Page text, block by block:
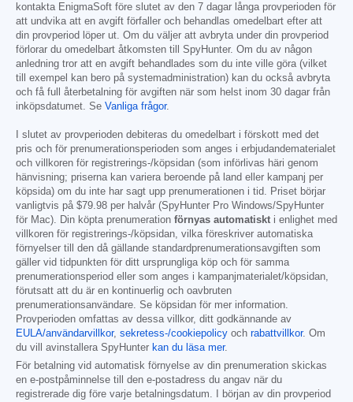
kontakta EnigmaSoft före slutet av den 7 dagar långa provperioden för
att undvika att en avgift förfaller och behandlas omedelbart efter att
din provperiod löper ut. Om du väljer att avbryta under din provperiod
förlorar du omedelbart åtkomsten till SpyHunter. Om du av någon
anledning tror att en avgift behandlades som du inte ville göra (vilket
till exempel kan bero på systemadministration) kan du också avbryta
och få full återbetalning för avgiften när som helst inom 30 dagar från
inköpsdatumet. Se Vanliga frågor.
I slutet av provperioden debiteras du omedelbart i förskott med det
pris och för prenumerationsperioden som anges i erbjudandematerialet
och villkoren för registrerings-/köpsidan (som införlivas häri genom
hänvisning; priserna kan variera beroende på land eller kampanj per
köpsida) om du inte har sagt upp prenumerationen i tid. Priset börjar
vanligtvis på $79.98 per halvår (SpyHunter Pro Windows/SpyHunter
för Mac). Din köpta prenumeration förnyas automatiskt i enlighet med
villkoren för registrerings-/köpsidan, vilka föreskriver automatiska
förnyelser till den då gällande standardprenumerationsavgiften som
gäller vid tidpunkten för ditt ursprungliga köp och för samma
prenumerationsperiod eller som anges i kampanjmaterialet/köpsidan,
förutsatt att du är en kontinuerlig och oavbruten
prenumerationsanvändare. Se köpsidan för mer information.
Provperioden omfattas av dessa villkor, ditt godkännande av
EULA/användarvillkor, sekretess-/cookiepolicy och rabattvillkor. Om
du vill avinstallera SpyHunter kan du läsa mer.
För betalning vid automatisk förnyelse av din prenumeration skickas
en e-postpåminnelse till den e-postadress du angav när du
registrerade dig före varje betalningsdatum. I början av din provperiod